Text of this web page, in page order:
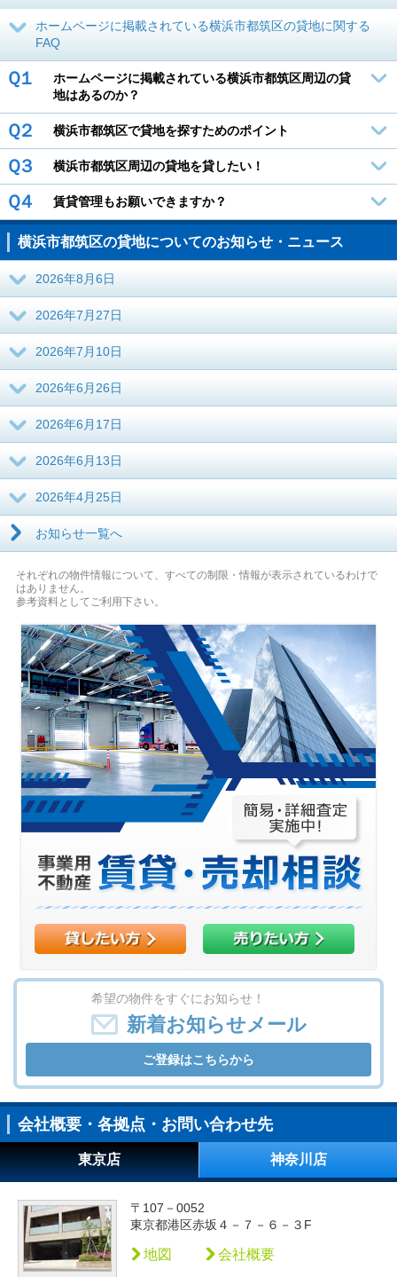
ホームページに掲載されている横浜市都筑区の貸地に関する
FAQ
Ｑ１
ホームページに掲載されている横浜市都筑区周辺の貸
地はあるのか？
Ｑ２ 横浜市都筑区で貸地を探すためのポイント
Ｑ３ 横浜市都筑区周辺の貸地を貸したい！
Ｑ４ 賃貸管理もお願いできますか？
横浜市都筑区の貸地についてのお知らせ・ニュース
2026年8月6日
2026年7月27日
2026年7月10日
2026年6月26日
2026年6月17日
2026年6月13日
2026年4月25日
お知らせ一覧へ
それぞれの物件情報について、すべての制限・情報が表示されているわけで
はありません。
参考資料としてご利用下さい。
希望の物件をすぐにお知らせ！
新着お知らせメール
ご登録はこちらから
会社概要・各拠点・お問い合わせ先
東京店 神奈川店
〒107－0052
東京都港区赤坂４－７－６－３F
地図 会社概要